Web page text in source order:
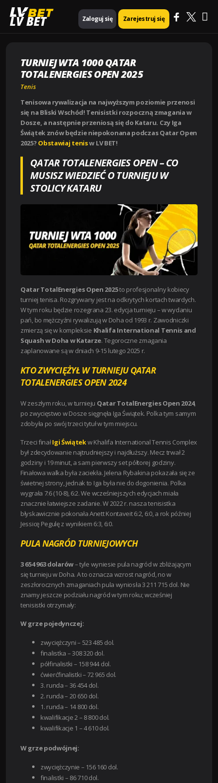
LV BET Zaloguj się Zarejestruj się
Strona główna
TURNIEJ WTA 1000 QATAR TOTALENERGIES OPEN 2025
TURNIEJ WTA 1000 QATAR
TOTALENERGIES OPEN 2025
Tenis
Tenisowa rywalizacja na najwyższym poziomie przenosi
się na Bliski Wschód! Tenisistki rozpoczną zmagania w
Dosze, a następnie przeniosą się do Kataru. Czy Iga
Świątek znów będzie niepokonana podczas Qatar Open
2025? Obstawiaj tenisw LV BET!
QATAR TOTALENERGIES OPEN – CO
MUSISZ WIEDZIEĆ O TURNIEJU W
STOLICY KATARU
Qatar TotalEnergies Open 2025to profesjonalny kobiecy
turniej tenisa. Rozgrywany jest na odkrytych kortach twardych.
W tym roku będzie rozegrana 23. edycja turnieju – w wydaniu
pań, bo mężczyźni rywalizują w Doha od 1993 r. Zawodniczki
zmierzą się w kompleksie Khalifa International Tennis and
Squash w Doha w Katarze. Tegoroczne zmagania
zaplanowane są w dniach 9-15 lutego 2025 r.
KTO ZWYCIĘŻYŁ W TURNIEJU QATAR
TOTALENERGIES OPEN 2024
W zeszłym roku, w turnieju Qatar TotalEnergies Open 2024,
po zwycięstwo w Dosze sięgnęła Iga Świątek. Polka tym samym
zdobyła po swój trzeci tytuł w tym miejscu.
Trzeci finałIgi Świątekw Khalifa International Tennis Complex
był zdecydowanie najtrudniejszy i najdłuższy. Mecz trwał 2
godziny i 19 minut, a sam pierwszy set półtorej godziny.
Finałowa walka była zaciekła. Jelena Rybakina pokazała się ze
świetnej strony, jednak to Iga była nie do dogonienia. Polka
wygrała 7:6 (10-8), 6:2. We wcześniejszych edycjach miała
znacznie łatwiejsze zadanie. W 2022 r. nasza tenisistka
błyskawicznie pokonała Anett Kontaveit 6:2, 6:0, a rok później
Jessicę Pegulę z wynikiem 6:3, 6:0.
PULA NAGRÓD TURNIEJOWYCH
3 654 963dolarów– tyle wyniesie pula nagród w zbliżającym
się turnieju w Doha. A to oznacza wzrost nagród, no w
zeszłorocznych zmaganiach pula wyniosła 3 211 715 dol. Nie
znamy jeszcze podziału nagród w tym roku; wcześniej
tenisistki otrzymały:
W grze pojedynczej:
zwyciężczyni – 523 485 dol.
finalistka – 308 320 dol.
półfinalistki – 158 944 dol.
ćwierćfinalistki – 72 965 dol.
3. runda – 36 454 dol.
2. runda – 20 650 dol.
1. runda – 14 800 dol.
kwalifikacje 2 – 8 800 dol.
kwalifikacje 1 – 4 610 dol.
W grze podwójnej:
zwyciężczynie – 156 160 dol.
finalistki – 86 710 dol.